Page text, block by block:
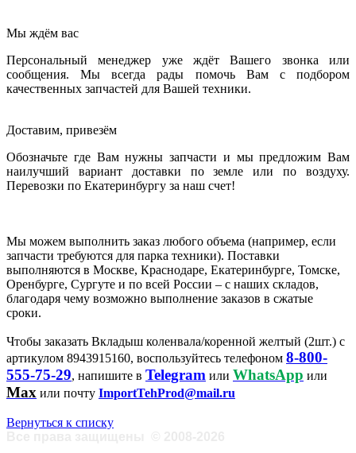
Мы ждём вас
Персональный менеджер уже ждёт Вашего звонка или
сообщения. Мы всегда рады помочь Вам с подбором
качественных запчастей для Вашей техники.
Доставим, привезём
Обозначьте где Вам нужны запчасти и мы предложим Вам
наилучший вариант доставки по земле или по воздуху.
Перевозки по Екатеринбургу за наш счет!
Мы можем выполнить заказ любого объема (например, если
запчасти требуются для парка техники). Поставки
выполняются в Москве, Краснодаре, Екатеринбурге, Томске,
Оренбурге, Сургуте и по всей России – с наших складов,
благодаря чему возможно выполнение заказов в сжатые
сроки.
Чтобы заказать Вкладыш коленвала/коренной желтый (2шт.) с
артикулом 8943915160, воспользуйтесь телефоном 8-800-
555-75-29, напишите в Telegram или WhatsApp или
Max или почту ImportTehProd@mail.ru
Вернуться к списку